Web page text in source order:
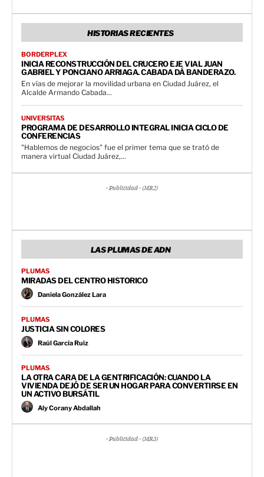
HISTORIAS RECIENTES
BORDERPLEX
INICIA RECONSTRUCCIÓN DEL CRUCERO EJE VIAL JUAN
GABRIEL Y PONCIANO ARRIAGA. CABADA DÁ BANDERAZO.
En vías de mejorar la movilidad urbana en Ciudad Juárez, el
Alcalde Armando Cabada...
UNIVERSITAS
PROGRAMA DE DESARROLLO INTEGRAL INICIA CICLO DE
CONFERENCIAS
"Hablemos de negocios" fue el primer tema que se trató de
manera virtual Ciudad Juárez,...
- Publicidad - (MR2)
LAS PLUMAS DE ADN
PLUMAS
MIRADAS DEL CENTRO HISTORICO
Daniela González Lara
PLUMAS
JUSTICIA SIN COLORES
Raúl García Ruiz
PLUMAS
LA OTRA CARA DE LA GENTRIFICACIÓN: CUANDO LA
VIVIENDA DEJÓ DE SER UN HOGAR PARA CONVERTIRSE EN
UN ACTIVO BURSÁTIL
Aly Corany Abdallah
- Publicidad - (MR3)